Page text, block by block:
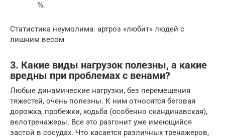
%.
Статистика неумолима: артроз «любит» людей с
лишним весом
3. Какие виды нагрузок полезны, а какие
вредны при проблемах с венами?
Любые динамические нагрузки, без перемещения
тяжестей, очень полезны. К ним относятся беговая
дорожка, пробежки, ходьба (особенно скандинавская),
велотренажеры. Все это разгонит уже имеющийся
застой в сосудах. Что касается различных тренажеров,